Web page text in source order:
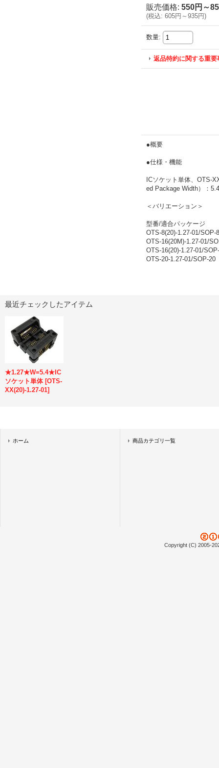
販売価格: 550円～
(税込: 605円～935円)
数量:
返品特約に関する重要
●概要
●仕様・機能
ICソケット単体、OTS-
ed Package Width）：
＜バリエーション＞
型番/適合パッケージ
OTS-8(20)-1.27-01/SOP-8
OTS-16(20M)-1.27-01/
OTS-16(20)-1.27-01/
OTS-20-1.27-01/SOP-20
最近チェックしたアイテム
★1.27★W=5.4★IC
ソケット単体 [OTS-
XX(20)-1.27-01]
ホーム 商品カテゴリ一覧
Copyright (C) 2005-